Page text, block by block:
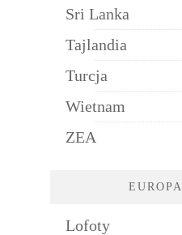
Sri Lanka
Tajlandia
Turcja
Wietnam
ZEA
EUROPA
Lofoty